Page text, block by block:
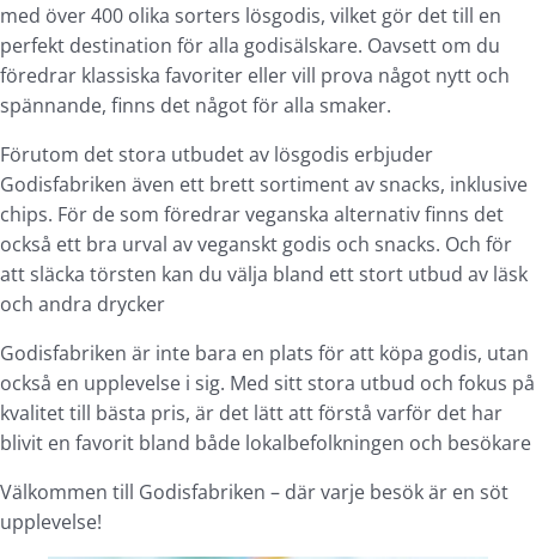
med över 400 olika sorters lösgodis, vilket gör det till en
perfekt destination för alla godisälskare. Oavsett om du
föredrar klassiska favoriter eller vill prova något nytt och
spännande, finns det något för alla smaker.
Förutom det stora utbudet av lösgodis erbjuder
Godisfabriken även ett brett sortiment av snacks, inklusive
chips. För de som föredrar veganska alternativ finns det
också ett bra urval av veganskt godis och snacks. Och för
att släcka törsten kan du välja bland ett stort utbud av läsk
och andra drycker
Godisfabriken är inte bara en plats för att köpa godis, utan
också en upplevelse i sig. Med sitt stora utbud och fokus på
kvalitet till bästa pris, är det lätt att förstå varför det har
blivit en favorit bland både lokalbefolkningen och besökare
Välkommen till Godisfabriken – där varje besök är en söt
upplevelse!